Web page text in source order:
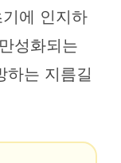
에 인지하
성화되는
하는 지름길